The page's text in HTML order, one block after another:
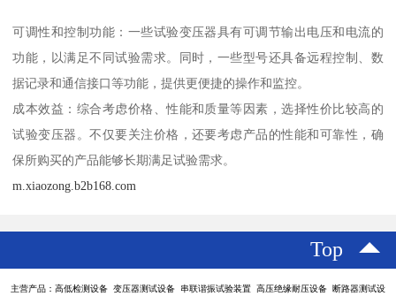
可调性和控制功能：一些试验变压器具有可调节输出电压和电流的
功能，以满足不同试验需求。同时，一些型号还具备远程控制、数
据记录和通信接口等功能，提供更便捷的操作和监控。
成本效益：综合考虑价格、性能和质量等因素，选择性价比较高的
试验变压器。不仅要关注价格，还要考虑产品的性能和可靠性，确
保所购买的产品能够长期满足试验需求。
m.xiaozong.b2b168.com
Top
主营产品：高低检测设备 变压器测试设备 串联谐振试验装置 高压绝缘耐压设备 断路器测试设